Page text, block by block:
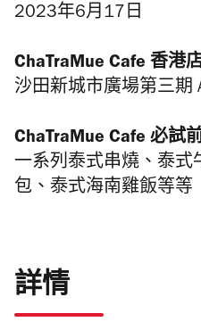
2023年6月17日
ChaTraMue Cafe 香港
沙田新城市廣場第三期
ChaTraMue Cafe 必試
一系列泰式串燒、泰式
包、泰式海南雞飯等等
詳情